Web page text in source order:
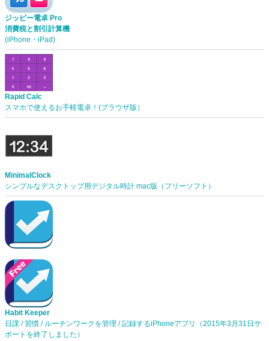
ジッピー電卓 Pro
消費税と割引計算機
(iPhone・iPad)
Rapid Calc
スマホで使えるお手軽電卓！(ブラウザ版）
MinimalClock
シンプルなデスクトップ用デジタル時計 mac版（フリーソフト）
Habit Keeper
日課 / 習慣 / ルーチンワークを管理 / 記録するiPhoneアプリ（2015年3月31日サ
ポートを終了しました）